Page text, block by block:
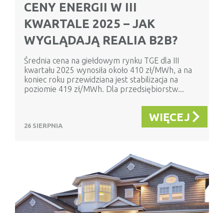
CENY ENERGII W III
KWARTALE 2025 – JAK
WYGLĄDAJĄ REALIA B2B?
Średnia cena na giełdowym rynku TGE dla III
kwartału 2025 wynosiła około 410 zł/MWh, a na
koniec roku przewidziana jest stabilizacja na
poziomie 419 zł/MWh. Dla przedsiębiorstw...
26 SIERPNIA
WIĘCEJ